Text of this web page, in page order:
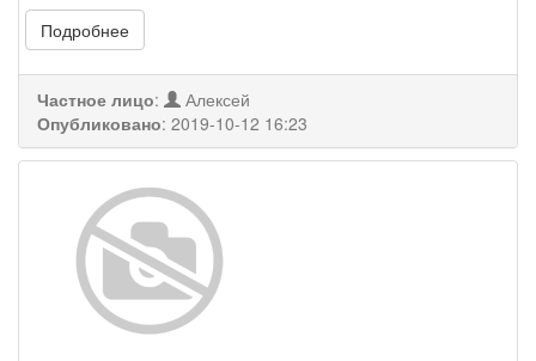
Подробнее
Частное лицо:
Алексей
Опубликовано: 2019-10-12 16:23